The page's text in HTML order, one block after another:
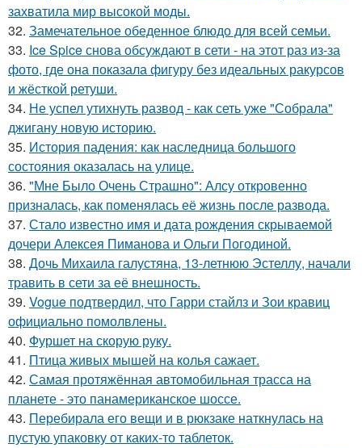
захватила мир высокой моды.
32. Замечательное обеденное блюдо для всей семьи.
33. Ice Spice снова обсуждают в сети - на этот раз из-за
фото, где она показала фигуру без идеальных ракурсов
и жёсткой ретуши.
34. Не успел утихнуть развод - как сеть уже "Собрала"
джигану новую историю.
35. История падения: как наследница большого
состояния оказалась на улице.
36. "Мне Было Очень Страшно": Алсу откровенно
призналась, как поменялась её жизнь после развода.
37. Стало известно имя и дата рождения скрываемой
дочери Алексея Пиманова и Ольги Погодиной.
38. Дочь Михаила галустяна, 13-летнюю Эстеллу, начали
травить в сети за её внешность.
39. Vogue подтвердил, что Гарри стайлз и Зои кравиц
официально помолвлены.
40. Фуршет на скорую руку.
41. Птица живых мышей на колья сажает.
42. Самая протяжённая автомобильная трасса на
планете - это панамериканское шоссе.
43. Перебирала его вещи и в рюкзаке наткнулась на
пустую упаковку от каких-то таблеток.